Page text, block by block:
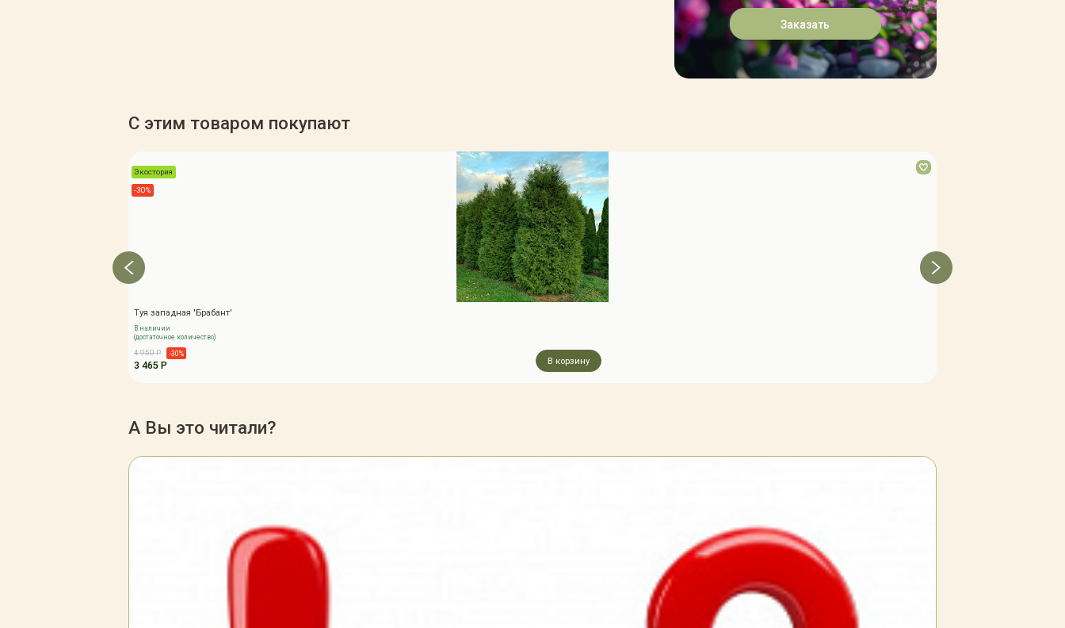
Заказать
С этим товаром покупают
Экостория
-30%
Туя западная 'Брабант'
В наличии
(достаточное количество)
4 950 Р -30%
3 465 Р В корзину
А Вы это читали?